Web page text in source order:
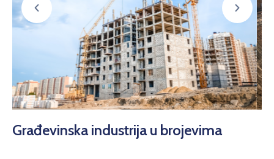
Građevinska industrija u brojevima